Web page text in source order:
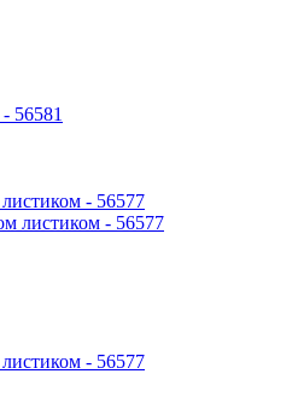
56581
- 56577
- 56577